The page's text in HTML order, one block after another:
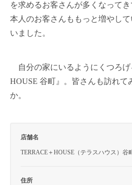
を求めるお客さんが多くなって
本人のお客さんももっと増やし
いました。
自分の家にいるようにくつろげ
HOUSE 谷町』。皆さんも訪れて
か。
店舗名
TERRACE＋HOUSE（テラスハウス）谷
住所